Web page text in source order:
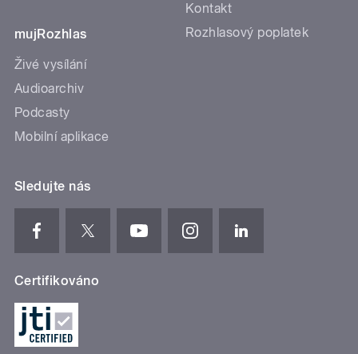
mujRozhlas
Živé vysílání
Audioarchiv
Podcasty
Mobilní aplikace
Kontakt
Rozhlasový poplatek
Sledujte nás
Certifikováno